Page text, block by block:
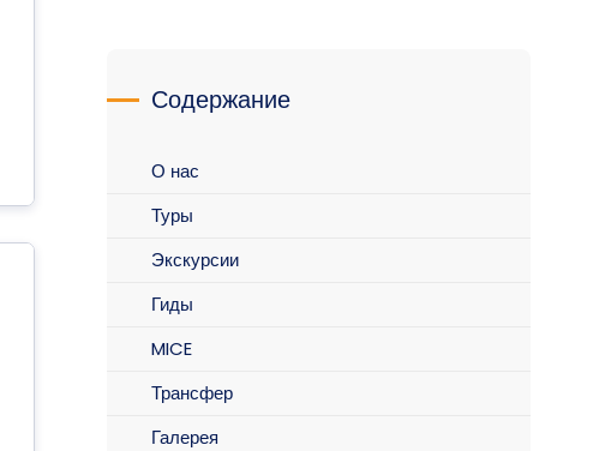
Содержание
О нас
Туры
Экскурсии
Гиды
MICE
Трансфер
Галерея